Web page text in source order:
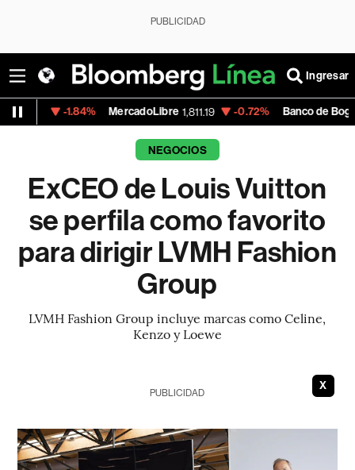
PUBLICIDAD
Ingresar
MercadoLibre 1,811.19 -0.72% Banco de Bogota
NEGOCIOS
ExCEO de Louis Vuitton
se perfila como favorito
para dirigir LVMH Fashion
Group
LVMH Fashion Group incluye marcas como Celine,
Kenzo y Loewe
X
PUBLICIDAD